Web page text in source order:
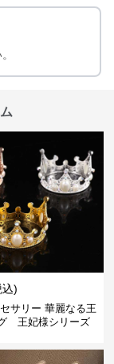
)
サリー 華麗なる王
王妃様シリーズ